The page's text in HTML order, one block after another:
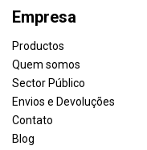
Empresa
Productos
Quem somos
Sector Público
Envios e Devoluções
Contato
Blog